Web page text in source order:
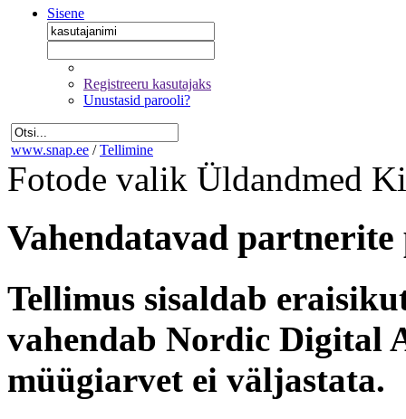
Sisene
Registreeru kasutajaks
Unustasid parooli?
www.snap.ee / Tellimine
Fotode valik Üldandmed
Vahendatavad
Tellimus sisaldab
vahendab Nordic Digital
müügiarvet ei väljastata.